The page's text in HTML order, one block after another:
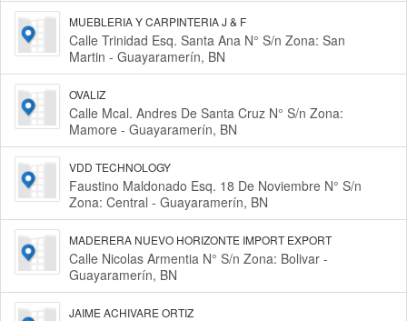
MUEBLERIA Y CARPINTERIA J & F
Calle Trinidad Esq. Santa Ana N° S/n Zona: San
Martin - Guayaramerín, BN
OVALIZ
Calle Mcal. Andres De Santa Cruz N° S/n Zona:
Mamore - Guayaramerín, BN
VDD TECHNOLOGY
Faustino Maldonado Esq. 18 De Noviembre N° S/n
Zona: Central - Guayaramerín, BN
MADERERA NUEVO HORIZONTE IMPORT EXPORT
Calle Nicolas Armentia N° S/n Zona: Bolivar -
Guayaramerín, BN
JAIME ACHIVARE ORTIZ